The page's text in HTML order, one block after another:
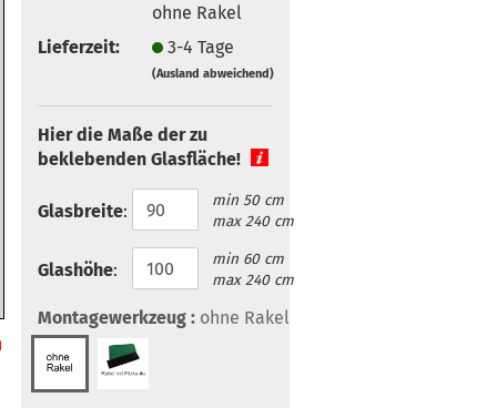
vergessen?
ohne Rakel
Lieferzeit:
3-4 Tage
(Ausland abweichend)
Hier die Maße der zu
beklebenden Glasfläche!
Glasbreite:
min 50 cm
max 240 cm
Glashöhe:
min 60 cm
max 240 cm
Montagewerkzeug : ohne Rakel